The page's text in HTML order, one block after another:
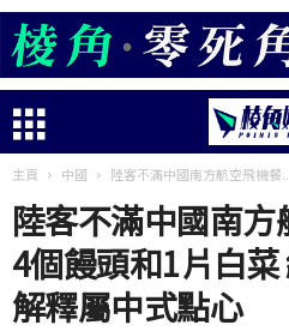
主頁 中國 陸客不滿中國南方航空飛機餐
陸客不滿中國南
4個饅頭和1片白
解釋屬中式點心